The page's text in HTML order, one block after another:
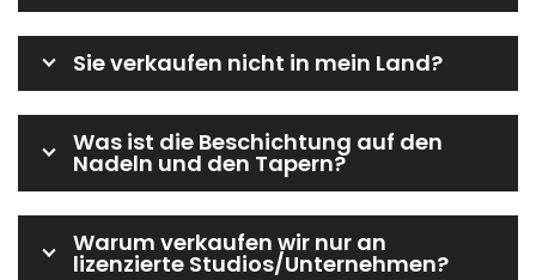
Sie verkaufen nicht in mein Land?
Was ist die Beschichtung auf den
Nadeln und den Tapern?
Warum verkaufen wir nur an
lizenzierte Studios/Unternehmen?